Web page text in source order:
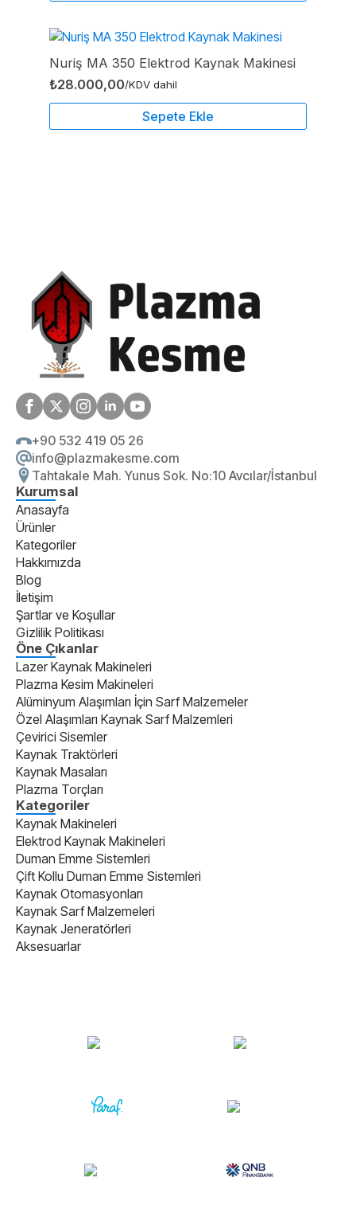
Nuriş MA 350 Elektrod Kaynak Makinesi
₺28.000,00/KDV dahil
Sepete Ekle
+90 532 419 05 26
info@plazmakesme.com
Tahtakale Mah. Yunus Sok. No:10 Avcılar/İstanbul
Kurumsal
Anasayfa
Ürünler
Kategoriler
Hakkımızda
Blog
İletişim
Şartlar ve Koşullar
Gizlilik Politikası
Öne Çıkanlar
Lazer Kaynak Makineleri
Plazma Kesim Makineleri
Alüminyum Alaşımları İçin Sarf Malzemeler
Özel Alaşımları Kaynak Sarf Malzemleri
Çevirici Sisemler
Kaynak Traktörleri
Kaynak Masaları
Plazma Torçları
Kategoriler
Kaynak Makineleri
Elektrod Kaynak Makineleri
Duman Emme Sistemleri
Çift Kollu Duman Emme Sistemleri
Kaynak Otomasyonları
Kaynak Sarf Malzemeleri
Kaynak Jeneratörleri
Aksesuarlar